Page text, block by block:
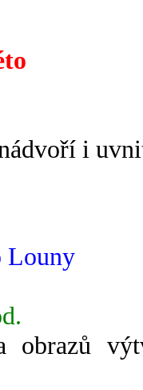
i
Louny
obrazů